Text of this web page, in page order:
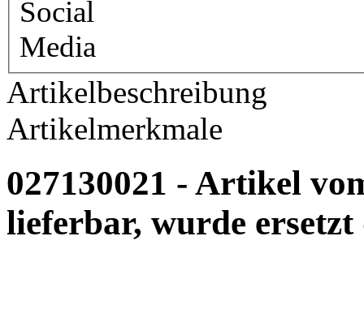
Artikelbeschreibung
Artikelmerkmale
027130021 - Artikel
lieferbar, wurde ersetzt